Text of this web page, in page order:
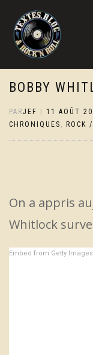
BOBBY
PARJEF 11 AOÛT
CHRONIQUES , ROCK
On a appris
Whitlock
Embed from Getty Images